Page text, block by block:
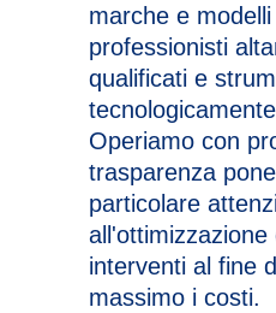
marche e modelli
professionisti
qualificati e
Operiamo con
trasparenza
particolare
all'ottimizzazione
interventi al fine
massimo i costi.